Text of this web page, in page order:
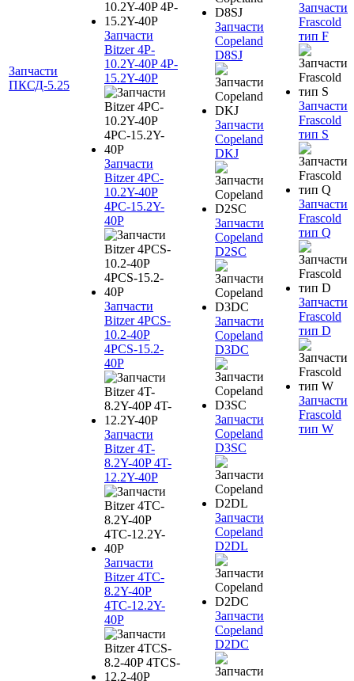
Запчасти
ПКСД-5.25
Запчасти
Bitzer 4P-
10.2Y-40P 4P-
15.2Y-40P
Запчасти
Bitzer 4PC-
10.2Y-40P
4PC-15.2Y-
40P
Запчасти
Bitzer 4PCS-
10.2-40P
4PCS-15.2-
40P
Запчасти
Bitzer 4T-
8.2Y-40P 4T-
12.2Y-40P
Запчасти
Bitzer 4TC-
8.2Y-40P
4TC-12.2Y-
40P
Запчасти
Copeland
D8SJ
Запчасти
Copeland
DKJ
Запчасти
Copeland
D2SC
Запчасти
Copeland
D3DC
Запчасти
Copeland
D3SC
Запчасти
Copeland
D2DL
Запчасти
Copeland
D2DC
Запчасти
Frascold
тип F
Запчасти
Frascold
тип S
Запчасти
Frascold
тип Q
Запчасти
Frascold
тип D
Запчасти
Frascold
тип W